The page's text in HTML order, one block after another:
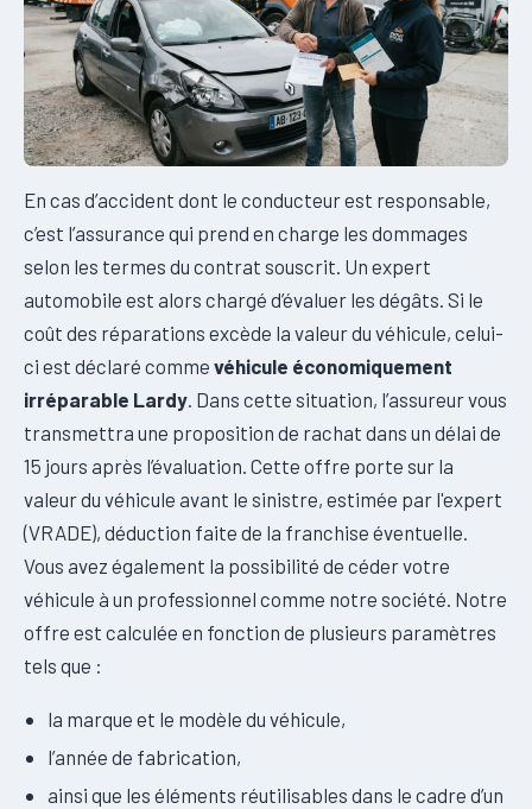
En cas d’accident dont le conducteur est responsable,
c’est l’assurance qui prend en charge les dommages
selon les termes du contrat souscrit. Un expert
automobile est alors chargé d’évaluer les dégâts. Si le
coût des réparations excède la valeur du véhicule, celui-
ci est déclaré comme véhicule économiquement
irréparable Lardy . Dans cette situation, l’assureur vous
transmettra une proposition de rachat dans un délai de
15 jours après l’évaluation. Cette offre porte sur la
valeur du véhicule avant le sinistre, estimée par l'expert
(VRADE), déduction faite de la franchise éventuelle.
Vous avez également la possibilité de céder votre
véhicule à un professionnel comme notre société. Notre
offre est calculée en fonction de plusieurs paramètres
tels que :
la marque et le modèle du véhicule,
l’année de fabrication,
ainsi que les éléments réutilisables dans le cadre d’un